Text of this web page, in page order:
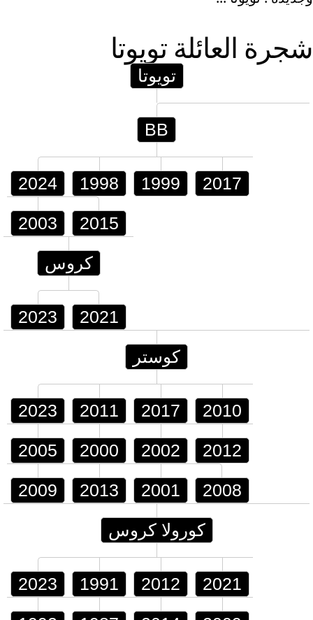
شجرة العائلة تويوتا
تويوتا
BB
2024 1998 1999 2017
2003 2015
كروس
2023 2021
كوستر
2023 2011 2017 2010
2005 2000 2002 2012
2009 2013 2001 2008
كورولا كروس
2023 1991 2012 2021